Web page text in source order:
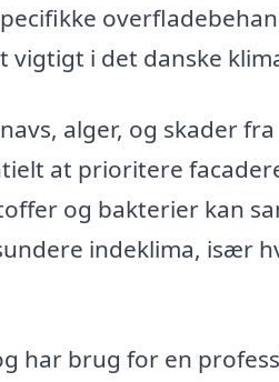
i det danske
alger, og skader
at prioritere
og bakterier kan
indeklima, især
har brug for en